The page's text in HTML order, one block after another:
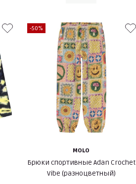
-50%
MOLO
Брюки спортивные Adan Crochet
Vibe (разноцветный)